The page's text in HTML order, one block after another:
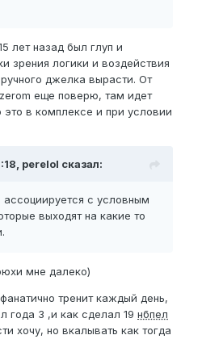
лет назад был глуп и
зрения логики и воздействия
джелка вырасти. От
еще поверю, там идет
это в комплексе и при условии
perelol сказал:
ассоциируется с условным
выходят на какие то
мне далеко)
тренит каждый день,
года 3 ,и как сделал 19 нбпел
хочу, но вкалывать как тогда